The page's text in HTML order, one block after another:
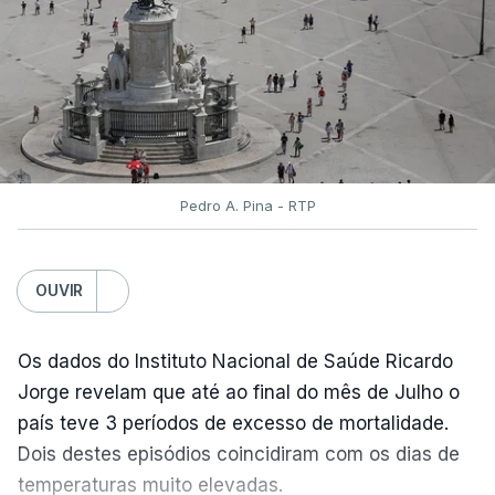
serão disponibilizados às escolas hoje, mas o MECI
assegurou que as pautas serão afixadas durante a
tarde.
A tutela justificou a demora no processo de
reapreciações com o "elevado número de
pedidos", que este ano ultrapassou os 20 mil,
Após a publicação desses resultados, os alunos
terão três dias para submeter a candidatura à 1.ª
caso só então reúnam as condições para
concorrer, ou alterar a candidatura já submetida.
Pela primeira vez este ano, os exames nacionais
do ensino secundário foram avaliados em formato
Pedro A. Pina - RTP
OUVIR
Os dados do Instituto Nacional de Saúde Ricardo
Jorge revelam que até ao final do mês de Julho o
país teve 3 períodos de excesso de mortalidade.
Dois destes episódios coincidiram com os dias de
temperaturas muito elevadas.